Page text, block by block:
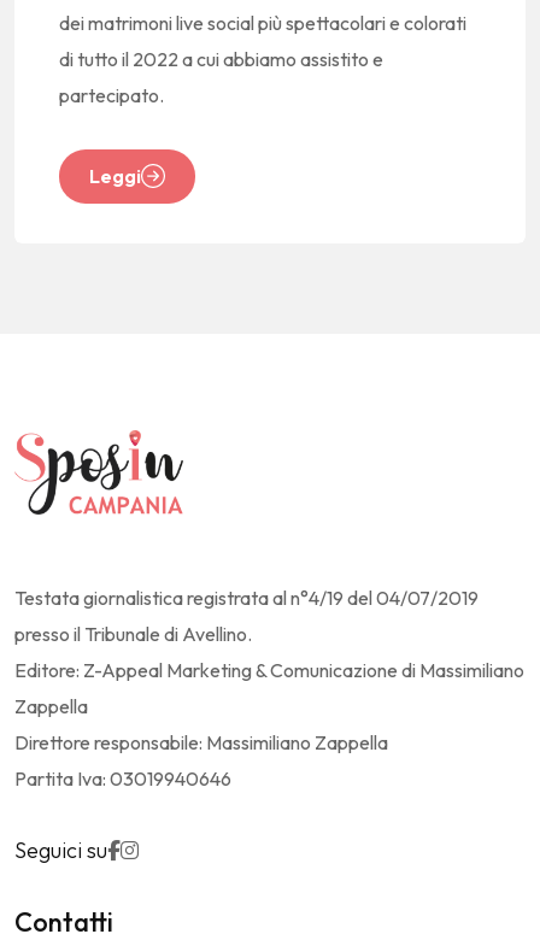
dei matrimoni live social più spettacolari e colorati
di tutto il 2022 a cui abbiamo assistito e
partecipato.
Leggi
Testata giornalistica registrata al n°4/19 del 04/07/2019
presso il Tribunale di Avellino.
Editore: Z-Appeal Marketing & Comunicazione di Massimiliano
Zappella
Direttore responsabile: Massimiliano Zappella
Partita Iva: 03019940646
Seguici su
Contatti